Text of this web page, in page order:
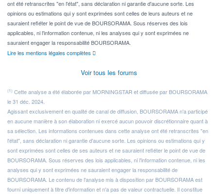
ont été retranscrites "en l'état", sans déclaration ni garantie d'aucune sorte. Les
opinions ou estimations qui y sont exprimées sont celles de leurs auteurs et ne
sauraient refléter le point de vue de BOURSORAMA. Sous réserves des lois
applicables, ni l'information contenue, ni les analyses qui y sont exprimées ne
sauraient engager la responsabilité BOURSORAMA.
Lire les mentions légales complètes
Voir tous les forums
(1) Cette analyse a été élaborée par MORNINGSTAR et diffusée par BOURSORAMA
le 31 déc. 2024.
Agissant exclusivement en qualité de canal de diffusion, BOURSORAMA n'a participé
en aucune manière à son élaboration ni exercé aucun pouvoir discrétionnaire quant à
sa sélection. Les informations contenues dans cette analyse ont été retranscrites "en
l'état", sans déclaration ni garantie d'aucune sorte. Les opinions ou estimations qui y
sont exprimées sont celles de ses auteurs et ne sauraient refléter le point de vue de
BOURSORAMA. Sous réserves des lois applicables, ni l'information contenue, ni les
analyses qui y sont exprimées ne sauraient engager la responsabilité de
BOURSORAMA. Le contenu de l'analyse mis à disposition par BOURSORAMA est
fourni uniquement à titre d'information et n'a pas de valeur contractuelle. Il constitue